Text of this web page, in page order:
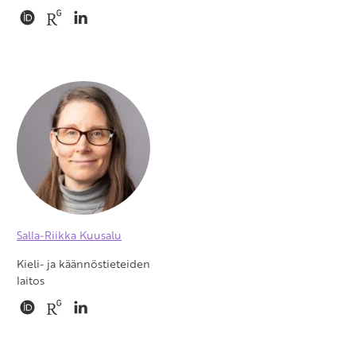
Salla-Riikka Kuusalu
Kieli- ja käännöstieteiden
laitos